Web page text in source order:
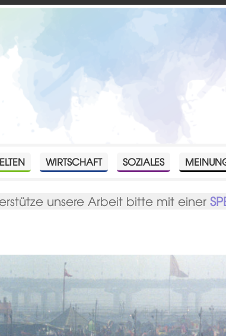
WIRTSCHAFT SOZIALES
unsere Arbeit bitte mit einer